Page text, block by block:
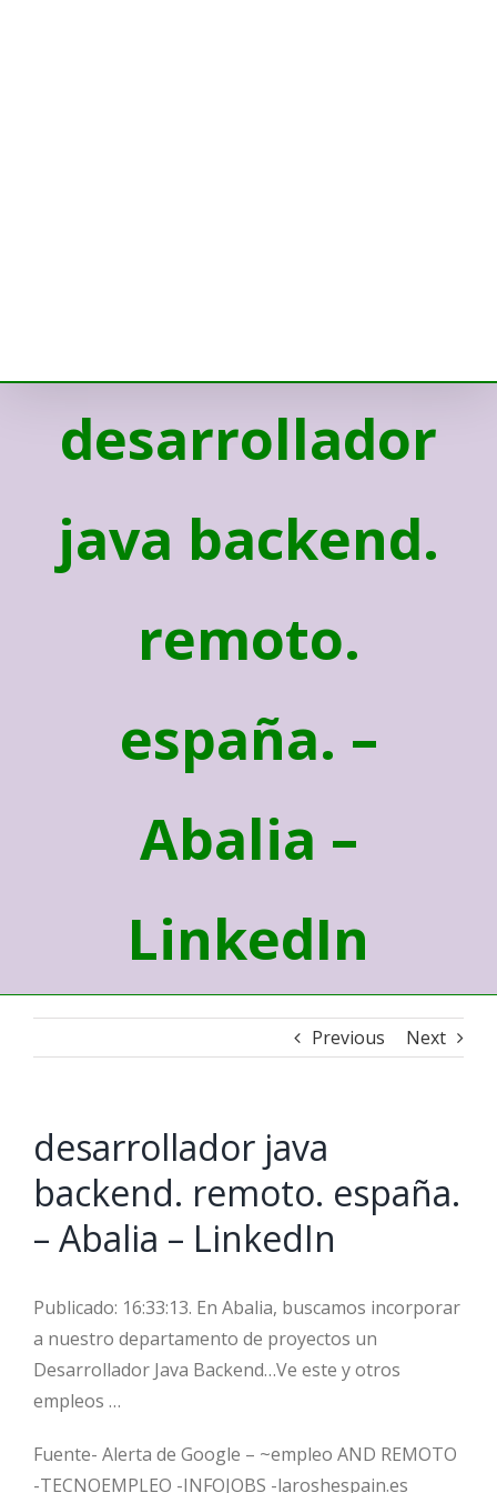
desarrollador
java backend.
remoto.
españa. –
Abalia –
LinkedIn
Previous Next
desarrollador java
backend. remoto. españa.
– Abalia – LinkedIn
Publicado: 16:33:13. En Abalia, buscamos incorporar
a nuestro departamento de proyectos un
Desarrollador Java Backend…Ve este y otros
empleos …
Fuente- Alerta de Google – ~empleo AND REMOTO
-TECNOEMPLEO -INFOJOBS -laroshespain.es